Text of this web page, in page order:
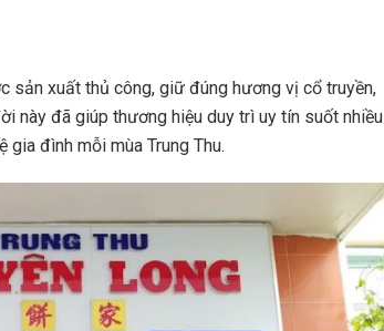
sản xuất thủ công, giữ đúng hương vị cổ truyền,
này đã giúp thương hiệu duy trì uy tín suốt nhiều
gia đình mỗi mùa Trung Thu.